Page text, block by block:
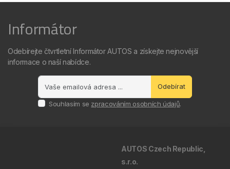
Informátor
Odebírejte čtvrtletní Informátor AUTOS a získejte nejnovější
informace o naší nabídce.
Odebírat
Souhlasím se zpracováním osobních údajů.
AUTOS Czech Republic,
s.r.o.